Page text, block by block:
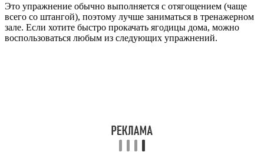
Это упражнение обычно выполняется с отягощением (чаще
всего со штангой), поэтому лучше заниматься в тренажерном
зале. Если хотите быстро прокачать ягодицы дома, можно
воспользоваться любым из следующих упражнений.